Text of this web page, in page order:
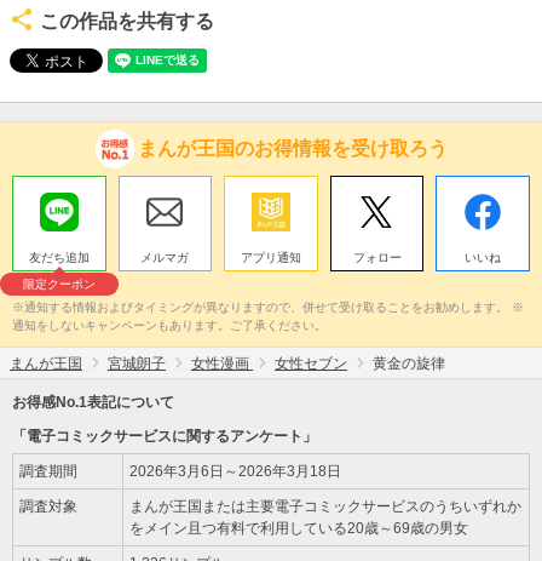
この作品を共有する
まんが王国のお得情報を受け取ろう
友だち追加
限定クーポン
メルマガ アプリ通知 フォロー いいね
※通知する情報およびタイミングが異なりますので、併せて受け取ることをお勧めします。 ※
通知をしないキャンペーンもあります。ご了承ください。
まんが王国 宮城朗子 女性漫画 女性セブン 黄金の旋律
お得感No.1表記について
「電子コミックサービスに関するアンケート」
調査期間 2026年3月6日～2026年3月18日
調査対象
まんが王国または主要電子コミックサービスのうちいずれか
をメイン且つ有料で利用している20歳～69歳の男女